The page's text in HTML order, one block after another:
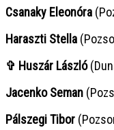
Csanaky Eleonóra
Haraszti Stella
✞ Huszár László
Jacenko Seman
Pálszegi Tibor